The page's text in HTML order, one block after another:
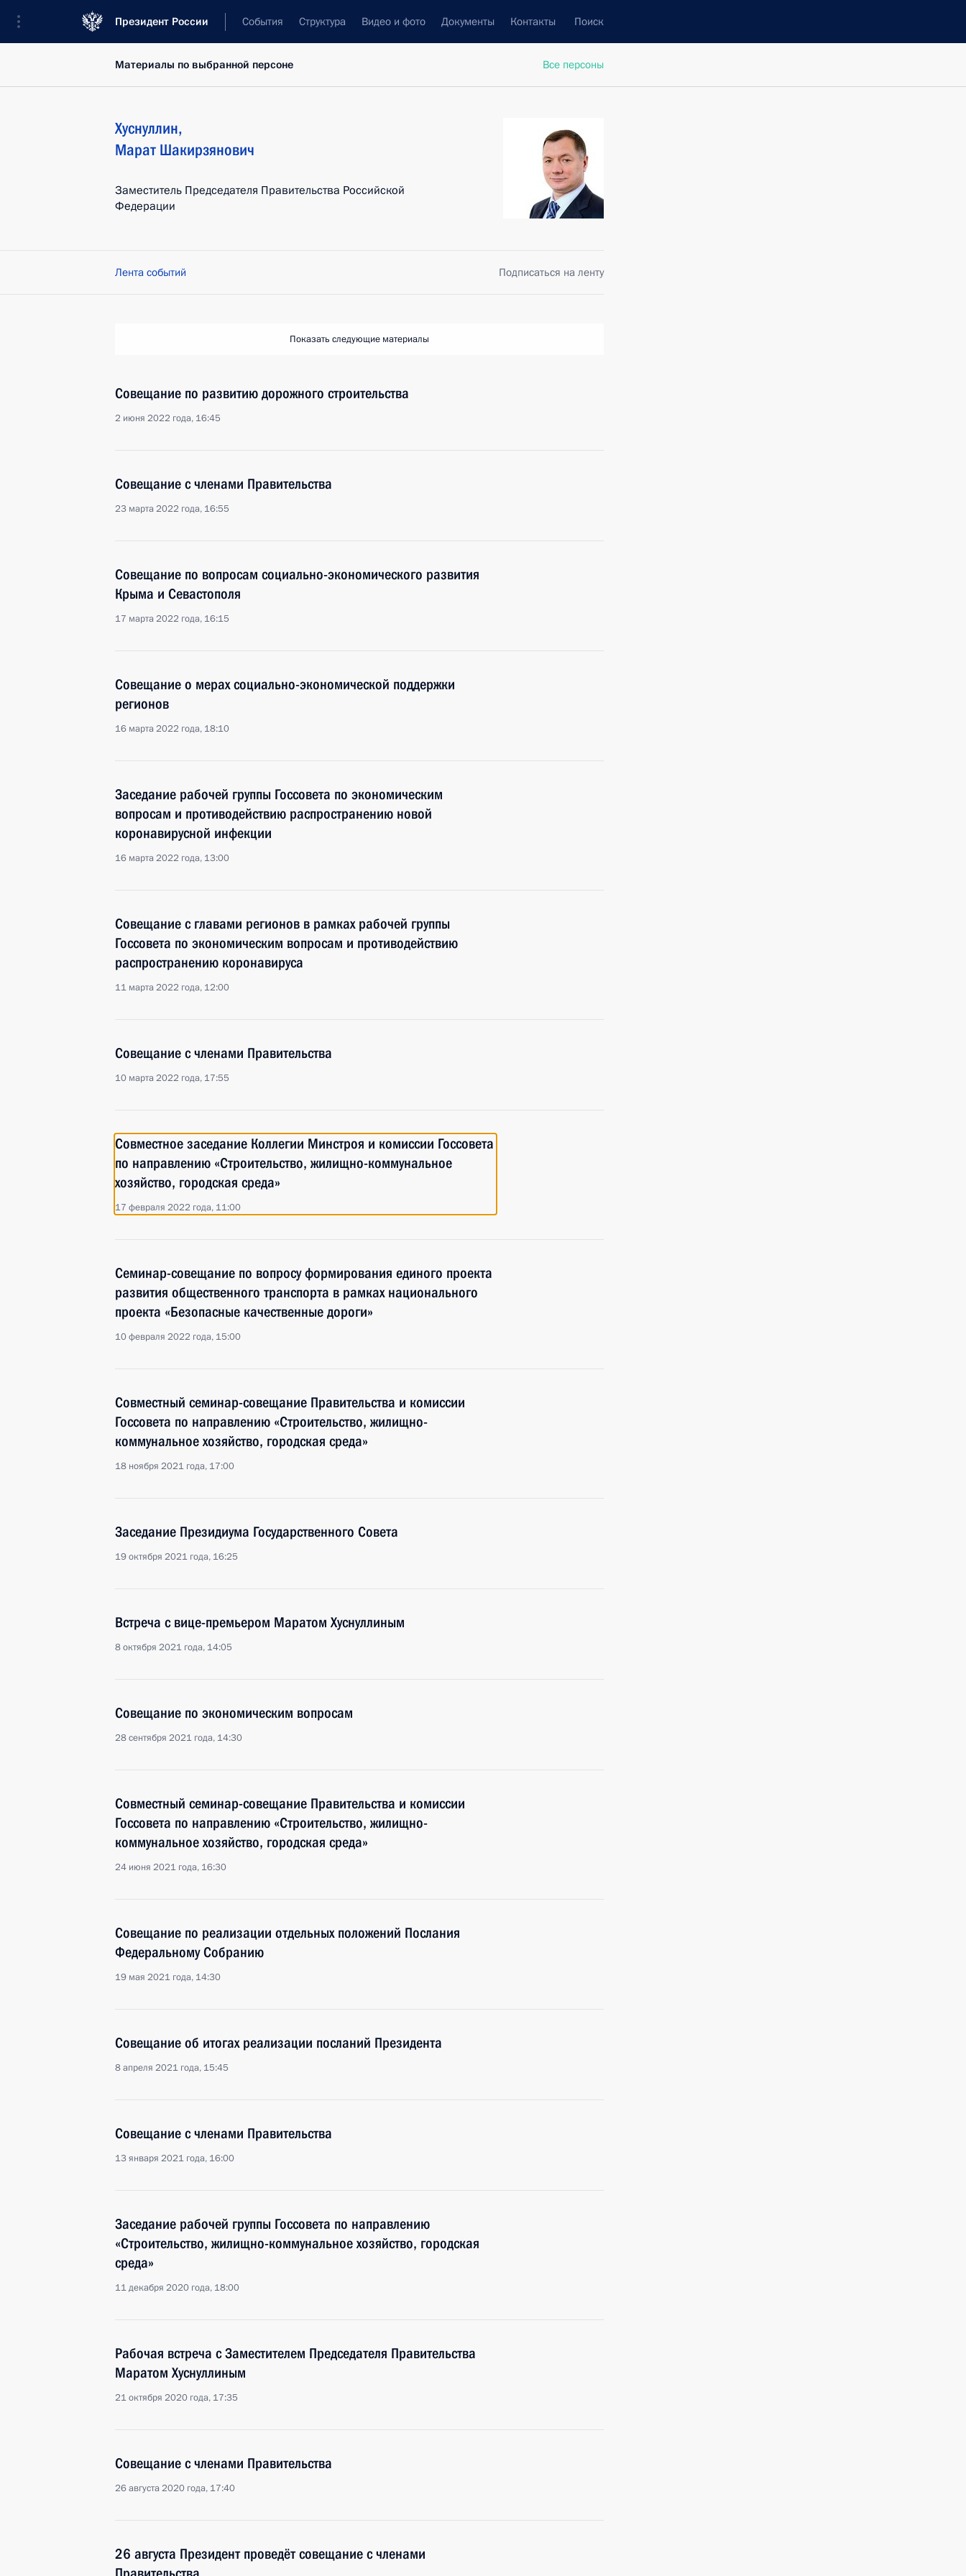
Президент России События Структура Видео и фото Документы Контакты Поиск
Все персоны
Материалы по выбранной персоне
Хуснуллин,
Марат Шакирзянович
Заместитель Председателя Правительства Российской
Федерации
Лента событий Подписаться на ленту
Показать следующие материалы
Совещание по развитию дорожного строительства
2 июня 2022 года, 16:45
Совещание с членами Правительства
23 марта 2022 года, 16:55
Совещание по вопросам социально-экономического развития
Крыма и Севастополя
17 марта 2022 года, 16:15
Совещание о мерах социально-экономической поддержки
регионов
16 марта 2022 года, 18:10
Заседание рабочей группы Госсовета по экономическим
вопросам и противодействию распространению новой
коронавирусной инфекции
16 марта 2022 года, 13:00
Совещание с главами регионов в рамках рабочей группы
Госсовета по экономическим вопросам и противодействию
распространению коронавируса
11 марта 2022 года, 12:00
Совещание с членами Правительства
10 марта 2022 года, 17:55
Совместное заседание Коллегии Минстроя и комиссии Госсовета
по направлению «Строительство, жилищно-коммунальное
хозяйство, городская среда»
17 февраля 2022 года, 11:00
Семинар-совещание по вопросу формирования единого проекта
развития общественного транспорта в рамках национального
проекта «Безопасные качественные дороги»
10 февраля 2022 года, 15:00
Совместный семинар-совещание Правительства и комиссии
Госсовета по направлению «Строительство, жилищно-
коммунальное хозяйство, городская среда»
18 ноября 2021 года, 17:00
Заседание Президиума Государственного Совета
19 октября 2021 года, 16:25
Встреча с вице-премьером Маратом Хуснуллиным
8 октября 2021 года, 14:05
Совещание по экономическим вопросам
28 сентября 2021 года, 14:30
Совместный семинар-совещание Правительства и комиссии
Госсовета по направлению «Строительство, жилищно-
коммунальное хозяйство, городская среда»
24 июня 2021 года, 16:30
Совещание по реализации отдельных положений Послания
Федеральному Собранию
19 мая 2021 года, 14:30
Совещание об итогах реализации посланий Президента
8 апреля 2021 года, 15:45
Совещание с членами Правительства
13 января 2021 года, 16:00
Заседание рабочей группы Госсовета по направлению
«Строительство, жилищно-коммунальное хозяйство, городская
среда»
11 декабря 2020 года, 18:00
Рабочая встреча с Заместителем Председателя Правительства
Маратом Хуснуллиным
21 октября 2020 года, 17:35
Совещание с членами Правительства
26 августа 2020 года, 17:40
26 августа Президент проведёт совещание с членами